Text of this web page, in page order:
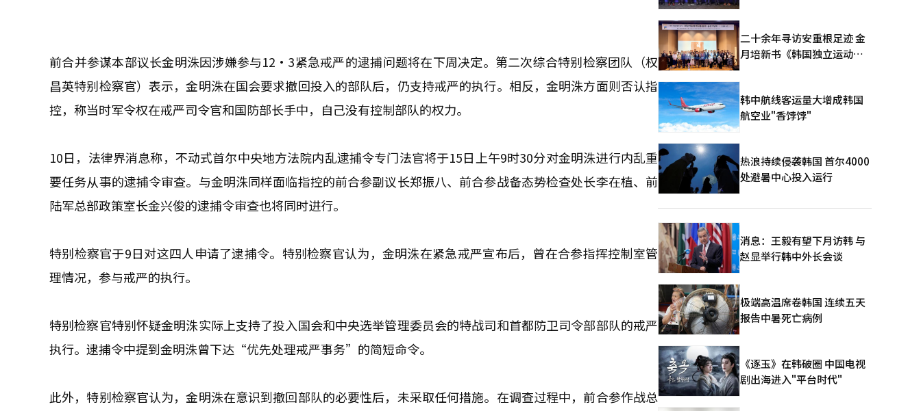
前合并参谋本部议长金明洙因涉嫌参与12·3紧急戒严的逮捕问题将在下周决定。第二次综合特别检察团队（权
昌英特别检察官）表示，金明洙在国会要求撤回投入的部队后，仍支持戒严的执行。相反，金明洙方面则否认指
控，称当时军令权在戒严司令官和国防部长手中，自己没有控制部队的权力。
10日，法律界消息称，不动式首尔中央地方法院内乱逮捕令专门法官将于15日上午9时30分对金明洙进行内乱重
要任务从事的逮捕令审查。与金明洙同样面临指控的前合参副议长郑振八、前合参战备态势检查处长李在植、前
陆军总部政策室长金兴俊的逮捕令审查也将同时进行。
特别检察官于9日对这四人申请了逮捕令。特别检察官认为，金明洙在紧急戒严宣布后，曾在合参指挥控制室管
理情况，参与戒严的执行。
特别检察官特别怀疑金明洙实际上支持了投入国会和中央选举管理委员会的特战司和首都防卫司令部部队的戒严
执行。逮捕令中提到金明洙曾下达“优先处理戒严事务”的简短命令。
此外，特别检察官认为，金明洙在意识到撤回部队的必要性后，未采取任何措施。在调查过程中，前合参作战总
二十余年寻访安重根足迹 金
月培新书《韩国独立运动圣
韩中航线客运量大增成韩国
航空业"香饽饽"
热浪持续侵袭韩国 首尔4000
处避暑中心投入运行
消息：王毅有望下月访韩 与
赵显举行韩中外长会谈
极端高温席卷韩国 连续五天
报告中暑死亡病例
《逐玉》在韩破圈 中国电视
剧出海进入"平台时代"